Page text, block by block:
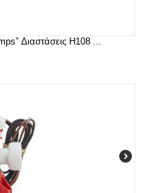
Διαστάσεις H108 ...